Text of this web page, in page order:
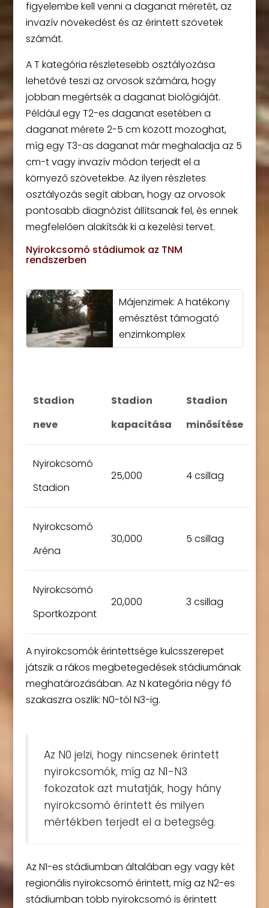
figyelembe kell venni a daganat méretét, az
invazív növekedést és az érintett szövetek
számát.
A T kategória részletesebb osztályozása
lehetővé teszi az orvosok számára, hogy
jobban megértsék a daganat biológiáját.
Például egy T2-es daganat esetében a
daganat mérete 2-5 cm között mozoghat,
míg egy T3-as daganat már meghaladja az 5
cm-t vagy invazív módon terjedt el a
környező szövetekbe. Az ilyen részletes
osztályozás segít abban, hogy az orvosok
pontosabb diagnózist állítsanak fel, és ennek
megfelelően alakítsák ki a kezelési tervet.
Nyirokcsomó stádiumok az TNM
rendszerben
Májenzimek: A hatékony
emésztést támogató
enzimkomplex
Stadion
neve
Stadion
kapacitása
Stadion
minősítése
Nyirokcsomó
Stadion
25,000 4 csillag
Nyirokcsomó
Aréna
30,000 5 csillag
Nyirokcsomó
Sportközpont
20,000 3 csillag
A nyirokcsomók érintettsége kulcsszerepet
játszik a rákos megbetegedések stádiumának
meghatározásában. Az N kategória négy fő
szakaszra oszlik: N0-tól N3-ig.
Az N0 jelzi, hogy nincsenek érintett
nyirokcsomók, míg az N1-N3
fokozatok azt mutatják, hogy hány
nyirokcsomó érintett és milyen
mértékben terjedt el a betegség.
Az N1-es stádiumban általában egy vagy két
regionális nyirokcsomó érintett, míg az N2-es
stádiumban több nyirokcsomó is érintett